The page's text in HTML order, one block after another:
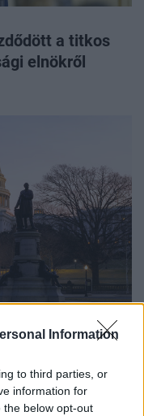
Information
to third parties, or
information for
the below opt-out
a titkos
elnökről
az
James Garfield